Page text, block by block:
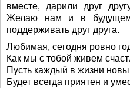
вместе, дарили друг
Желаю нам и в
поддерживать друг друга.
Любимая, сегодня ровно
Как мы с тобой живем
Пусть каждый в жизни
Будет всегда приятен и